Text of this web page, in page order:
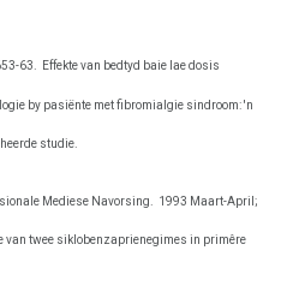
63. Effekte van bedtyd baie lae dosis
by pasiënte met fibromialgie sindroom: 'n
studie.
Mediese Navorsing. 1993 Maart-April;
van twee siklobenzaprienegimes in primêre